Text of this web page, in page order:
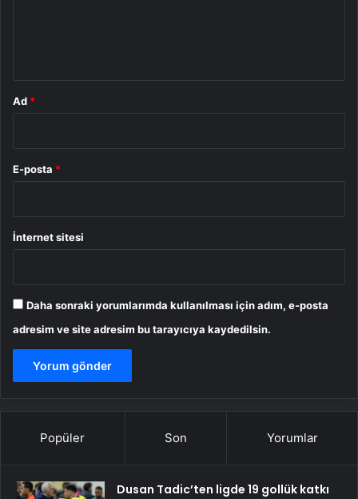
Ad *
E-posta *
İnternet sitesi
Daha sonraki yorumlarımda kullanılması için adım, e-posta
adresim ve site adresim bu tarayıcıya kaydedilsin.
Popüler Son Yorumlar
Dusan Tadic’ten ligde 19 gollük katkı